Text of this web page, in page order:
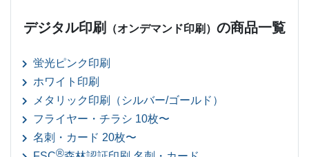
デジタル印刷 （オンデマンド印刷） の商品一覧
蛍光ピンク印刷
ホワイト印刷
メタリック印刷（シルバー/ゴールド）
フライヤー・チラシ 10枚〜
名刺・カード 20枚〜
®